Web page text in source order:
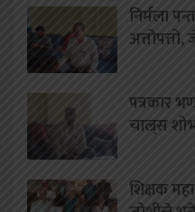
निर्मला
पत्रकार
चाल्र्स
शिक्षक